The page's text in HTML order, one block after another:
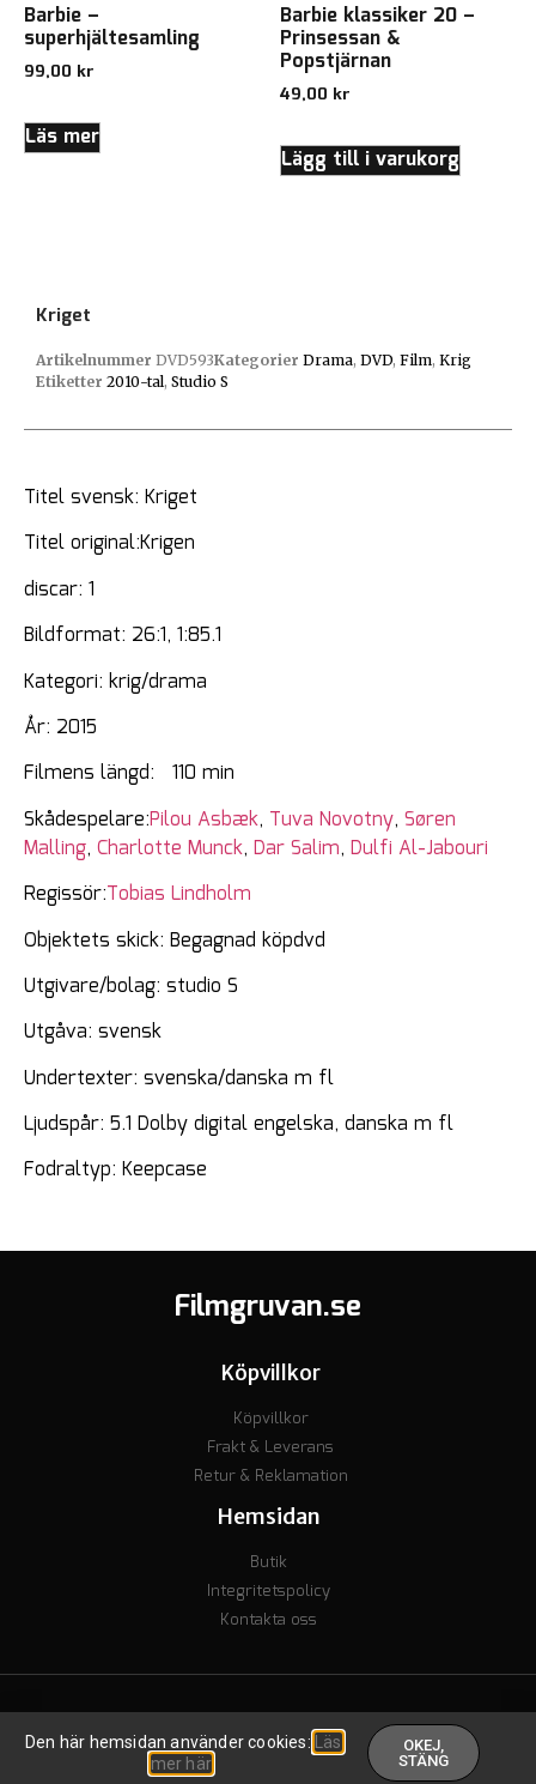
Kriget
Artikelnummer DVD593Kategorier Drama, DVD, Film, Krig
Etiketter 2010-tal, Studio S
Titel svensk: Kriget
Titel original:Krigen
discar: 1
Bildformat: 26:1, 1:85.1
Kategori: krig/drama
År: 2015
Filmens längd: 110 min
Skådespelare:Pilou Asbæk, Tuva Novotny, Søren
Malling, Charlotte Munck, Dar Salim, Dulfi Al-Jabouri
Regissör:Tobias Lindholm
Objektets skick: Begagnad köpdvd
Utgivare/bolag: studio S
Utgåva: svensk
Undertexter: svenska/danska m fl
Ljudspår: 5.1 Dolby digital engelska, danska m fl
Fodraltyp: Keepcase
Barbie –
superhjältesamling
99,00 kr
Läs mer
Barbie klassiker 20 –
Prinsessan &
Popstjärnan
49,00 kr
Lägg till i varukorg
Filmgruvan.se
Köpvillkor
Köpvillkor
Frakt & Leverans
Retur & Reklamation
Hemsidan
Butik
Integritetspolicy
Kontakta oss
Skapad av inkomstguiden
Den här hemsidan använder cookies:Läs
mer här.
OKEJ,
STÄNG